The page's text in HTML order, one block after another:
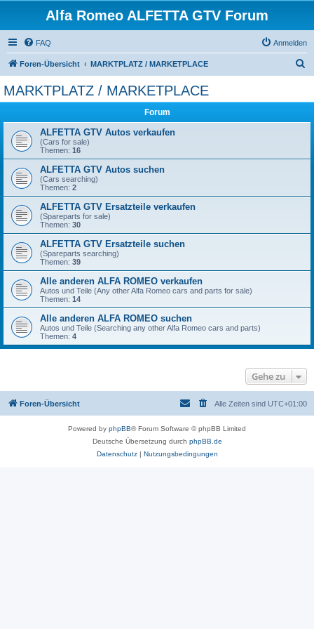
Alfa Romeo ALFETTA GTV Forum
FAQ Anmelden
Foren-Übersicht MARKTPLATZ / MARKETPLACE
MARKTPLATZ / MARKETPLACE
Forum
ALFETTA GTV Autos verkaufen
(Cars for sale)
Themen: 16
ALFETTA GTV Autos suchen
(Cars searching)
Themen: 2
ALFETTA GTV Ersatzteile verkaufen
(Spareparts for sale)
Themen: 30
ALFETTA GTV Ersatzteile suchen
(Spareparts searching)
Themen: 39
Alle anderen ALFA ROMEO verkaufen
Autos und Teile (Any other Alfa Romeo cars and parts for sale)
Themen: 14
Alle anderen ALFA ROMEO suchen
Autos und Teile (Searching any other Alfa Romeo cars and parts)
Themen: 4
Gehe zu
Foren-Übersicht Alle Zeiten sind UTC+01:00
Powered by phpBB® Forum Software © phpBB Limited
Deutsche Übersetzung durch phpBB.de
Datenschutz| Nutzungsbedingungen